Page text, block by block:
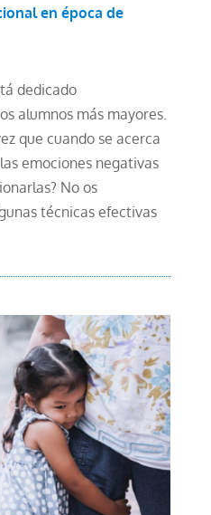
en época de
dedicado
alumnos más mayores.
que cuando se acerca
emociones negativas
No os
técnicas efectivas